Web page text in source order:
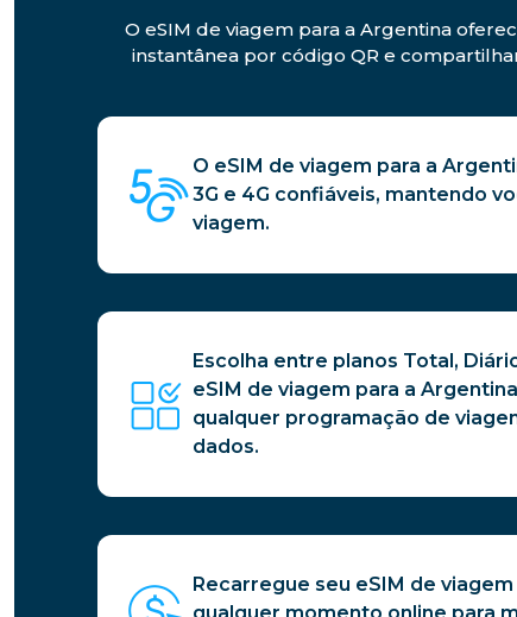
O eSIM de viagem para a Argentina
instantânea por código QR e
O eSIM de viagem para a
3G e 4G confiáveis, mantendo
viagem.
Escolha entre planos Total,
eSIM de viagem para a
qualquer programação de
dados.
Recarregue seu eSIM de
qualquer momento online para